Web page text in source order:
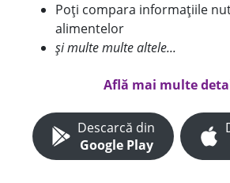
Poți compara informațiile
alimentelor
și multe multe altele...
Află mai multe
Descarcă din
Google Play